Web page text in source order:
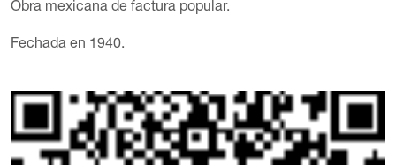
Obra mexicana de factura popular.
Fechada en 1940.